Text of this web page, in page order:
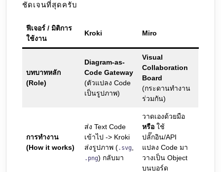
ชัดเจนที่สุดครับ
ฟีเจอร์ / มิติการ
ใช้งาน
Kroki Miro
บทบาทหลัก
(Role)
Diagram-as-
Code Gateway
(ตัวแปลง Code
เป็นรูปภาพ)
Visual
Collaboration
Board
(กระดานทำงาน
ร่วมกัน)
การทำงาน
(How it works)
ส่ง Text Code
เข้าไป -> Kroki
ส่งรูปภาพ (.svg,
.png) กลับมา
วาดเองด้วยมือ
หรือ ใช้
ปลั๊กอิน/API
แปลง Code มา
วางเป็น Object
บนบอร์ด